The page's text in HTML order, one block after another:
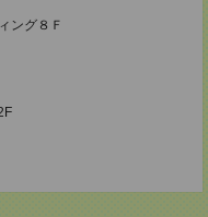
ング８Ｆ